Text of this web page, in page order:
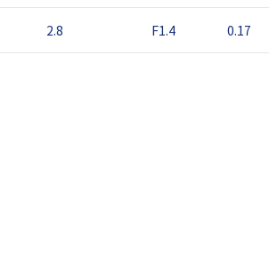
2.8 F1.4 0.17